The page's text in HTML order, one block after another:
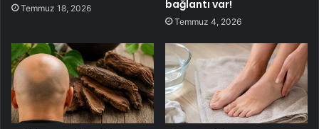
Temmuz 18, 2026
bağlantı var!
Temmuz 4, 2026